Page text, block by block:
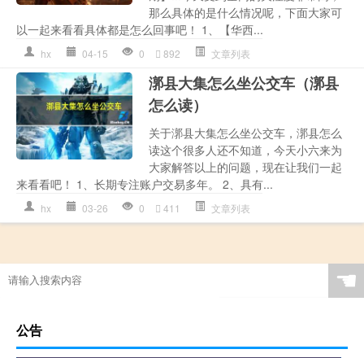
那么具体的是什么情况呢，下面大家可
以一起来看看具体都是怎么回事吧！ 1、【华西...
hx 04-15 0 892 文章列表
漷县大集怎么坐公交车（漷县
怎么读）
关于漷县大集怎么坐公交车，漷县怎么
读这个很多人还不知道，今天小六来为
大家解答以上的问题，现在让我们一起
来看看吧！ 1、长期专注账户交易多年。 2、具有...
hx 03-26 0 411 文章列表
☚
公告